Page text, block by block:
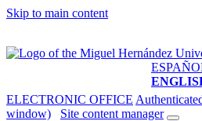
Skip to main content
ELECTRONIC OFFICE
window)
Site content manager